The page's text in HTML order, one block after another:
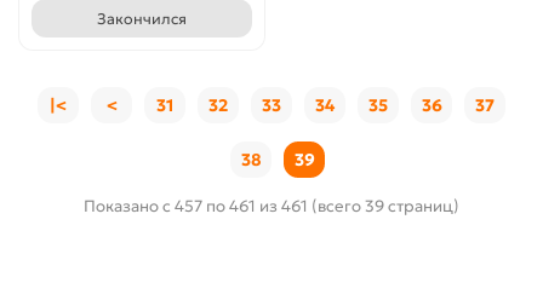
Закончился
|< < 31 32 33 34 35 36 37
38 39
Показано с 457 по 461 из 461 (всего 39 страниц)